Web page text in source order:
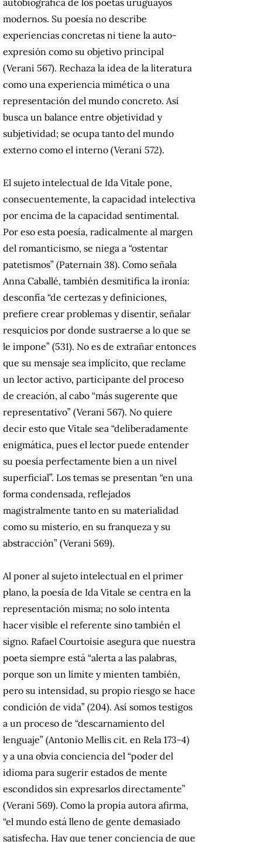
autobiográfica de los poetas uruguayos
modernos. Su poesía no describe
experiencias concretas ni tiene la auto-
expresión como su objetivo principal
(Verani 567). Rechaza la idea de la literatura
como una experiencia mimética o una
representación del mundo concreto. Así
busca un balance entre objetividad y
subjetividad; se ocupa tanto del mundo
externo como el interno (Verani 572).
El sujeto intelectual de Ida Vitale pone,
consecuentemente, la capacidad intelectiva
por encima de la capacidad sentimental.
Por eso esta poesía, radicalmente al margen
del romanticismo, se niega a “ostentar
patetismos” (Paternain 38). Como señala
Anna Caballé, también desmitifica la ironía:
desconfía “de certezas y definiciones,
prefiere crear problemas y disentir, señalar
resquicios por donde sustraerse a lo que se
le impone” (531). No es de extrañar entonces
que su mensaje sea implícito, que reclame
un lector activo, participante del proceso
de creación, al cabo “más sugerente que
representativo” (Verani 567). No quiere
decir esto que Vitale sea “deliberadamente
enigmática, pues el lector puede entender
su poesía perfectamente bien a un nivel
superficial”. Los temas se presentan “en una
forma condensada, reflejados
magistralmente tanto en su materialidad
como su misterio, en su franqueza y su
abstracción” (Verani 569).
Al poner al sujeto intelectual en el primer
plano, la poesía de Ida Vitale se centra en la
representación misma; no solo intenta
hacer visible el referente sino también el
signo. Rafael Courtoisie asegura que nuestra
poeta siempre está “alerta a las palabras,
porque son un límite y mienten también,
pero su intensidad, su propio riesgo se hace
condición de vida” (204). Así somos testigos
a un proceso de “descarnamiento del
lenguaje” (Antonio Mellis cit. en Rela 173-4)
y a una obvia conciencia del “poder del
idioma para sugerir estados de mente
escondidos sin expresarlos directamente”
(Verani 569). Como la propia autora afirma,
“el mundo está lleno de gente demasiado
satisfecha. Hay que tener conciencia de que